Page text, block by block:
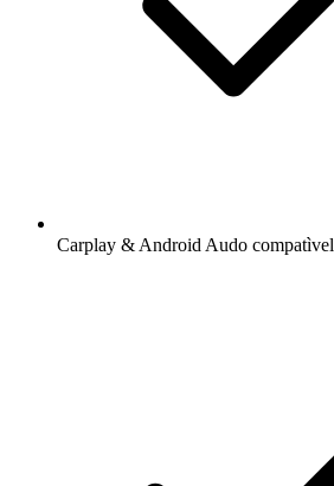
Carplay & Android Audo compatìvel